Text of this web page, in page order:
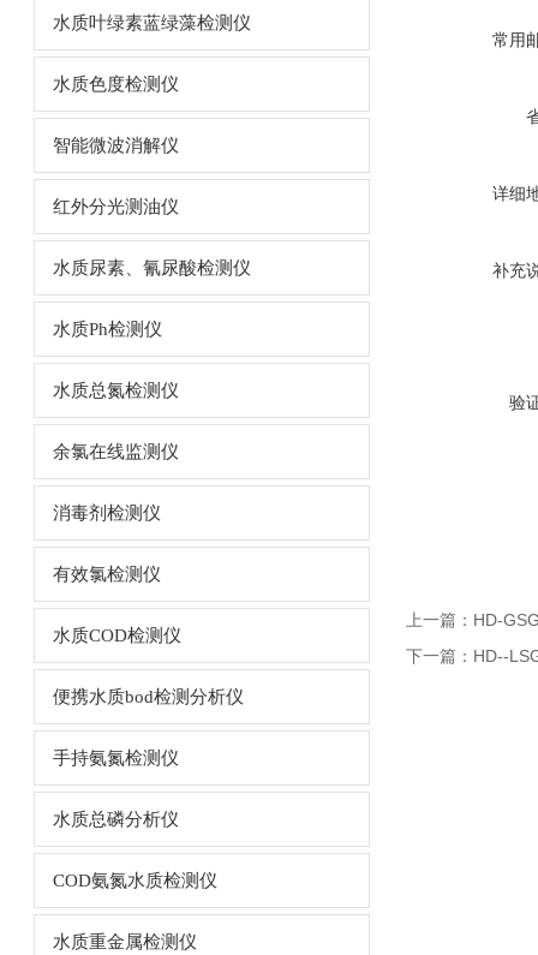
水质叶绿素蓝绿藻检测仪
水质色度检测仪
智能微波消解仪
红外分光测油仪
水质尿素、氰尿酸检测仪
水质Ph检测仪
水质总氮检测仪
余氯在线监测仪
消毒剂检测仪
有效氯检测仪
水质COD检测仪
便携水质bod检测分析仪
手持氨氮检测仪
水质总磷分析仪
COD氨氮水质检测仪
水质重金属检测仪
常用
详细
补充
验
上一篇： HD-
下一篇： HD--